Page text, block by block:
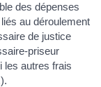
des dépenses
au déroulement
de justice
priseur
les autres frais